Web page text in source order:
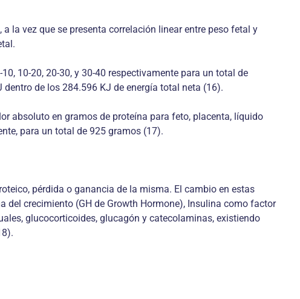
la vez que se presenta correlación linear entre peso fetal y
10-20, 20-30, y 30-40 respectivamente para un total de
de los 284.596 KJ de energía total neta (16).
absoluto en gramos de proteína para feto, placenta, líquido
para un total de 925 gramos (17).
pérdida o ganancia de la misma. El cambio en estas
crecimiento (GH de Growth Hormone), Insulina como factor
glucocorticoides, glucagón y catecolaminas, existiendo